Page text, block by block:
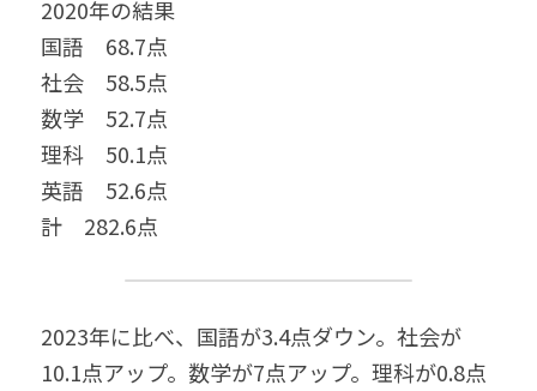
2020年の結果
国語　68.7点
社会　58.5点
数学　52.7点
理科　50.1点
英語　52.6点
計　282.6点
2023年に比べ、国語が3.4点ダウン。社会が
10.1点アップ。数学が7点アップ。理科が0.8点